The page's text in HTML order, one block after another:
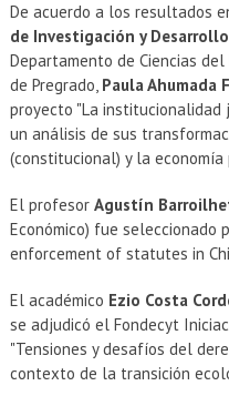
De acuerdo a los resultados
de Investigación y Desarrollo
Departamento de Ciencias
de Pregrado, Paula Ahumada
proyecto "La institucionalidad
un análisis de sus
(constitucional) y la economía
El profesor Agustín
Económico) fue seleccionado
enforcement of statutes in
El académico Ezio Costa
se adjudicó el Fondecyt
"Tensiones y desafíos del
contexto de la transición